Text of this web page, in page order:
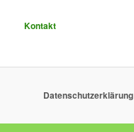
Kontakt
Datenschutzerklärung